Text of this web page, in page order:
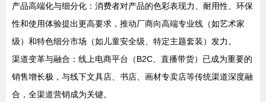
产品高端化与细分化：消费者对产品的色彩表现力、耐用性、环保
性和使用体验提出更高要求，推动厂商向高端专业线（如艺术家
级）和特色细分市场（如儿童安全级、特定主题套装）发力。
渠道变革与融合：线上电商平台（B2C、直播带货）已成为重要的
销售增长极，与线下文具店、书店、画材专卖店等传统渠道深度融
合，全渠道营销成为关键。